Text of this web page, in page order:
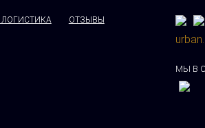
ОТЗЫВЫ
МЫ В